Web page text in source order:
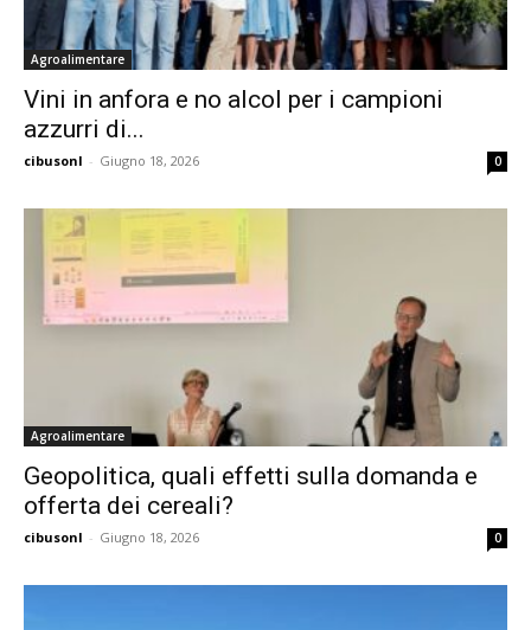
Agroalimentare
Vini in anfora e no alcol per i campioni
azzurri di...
cibusonl - Giugno 18, 2026 0
Agroalimentare
Geopolitica, quali effetti sulla domanda e
offerta dei cereali?
cibusonl - Giugno 18, 2026 0